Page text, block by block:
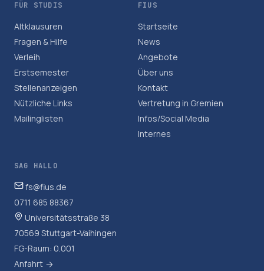
FÜR STUDIS
Altklausuren
Fragen & Hilfe
Verleih
Erstsemester
Stellenanzeigen
Nützliche Links
Mailinglisten
FIUS
Startseite
News
Angebote
Über uns
Kontakt
Vertretung in Gremien
Infos/Social Media
Internes
SAG HALLO
fs@fius.de
0711 685 88367
Universitätsstraße 38
70569 Stuttgart-Vaihingen
FG-Raum: 0.001
Anfahrt